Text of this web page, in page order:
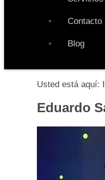
Contacto
Blog
Usted está aquí:
Eduardo